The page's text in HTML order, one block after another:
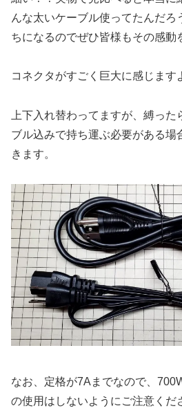
んな太いケーブル使ってたんだろ
ちになるのでぜひ皆様もその感動
コネクタがすごく巨大に感じます
上下入れ替わってますが、縛っ
ブル込みで持ち運ぶ必要がある場
きます。
なお、定格が7Aまでなので、
の使用はしないようにご注意くだ